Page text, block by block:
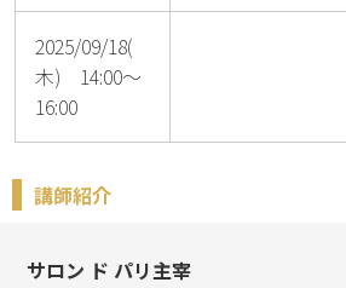
2025/09/18(
木) 14:00～
16:00
講師紹介
サロン ド パリ主宰